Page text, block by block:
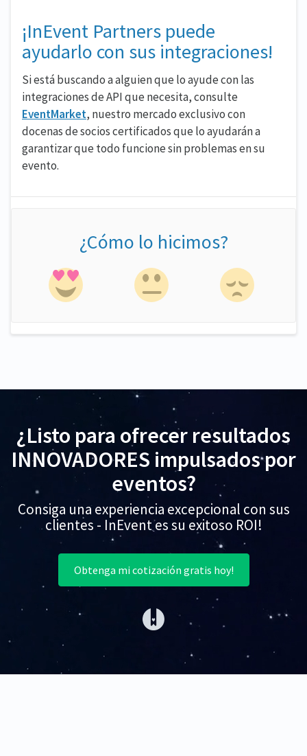
¡InEvent Partners puede
ayudarlo con sus integraciones!
Si está buscando a alguien que lo ayude con las
integraciones de API que necesita, consulte
EventMarket, nuestro mercado exclusivo con
docenas de socios certificados que lo ayudarán a
garantizar que todo funcione sin problemas en su
evento.
¿Cómo lo hicimos?
¿Listo para ofrecer resultados
INNOVADORES impulsados por
eventos?
Consiga una experiencia excepcional con sus
clientes - InEvent es su exitoso ROI!
Obtenga mi cotización gratis hoy!
(opens in a new tab)